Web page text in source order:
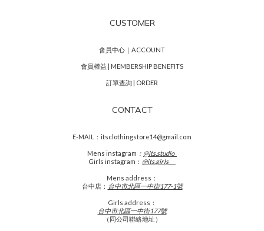
CUSTOMER
會員中心｜ACCOUNT
會員權益 | MEMBERSHIP BENEFITS
訂單查詢 | ORDER
CONTACT
E-MAIL：itsclothingstore14@gmail.com
Mens instagram ： @its.studio_
Girls instagram： @its.girls___
Mens address：
台中店： 台中市北區一中街177-1號
Girls address：
台中市北區一中街177號
（同公司聯絡地址）